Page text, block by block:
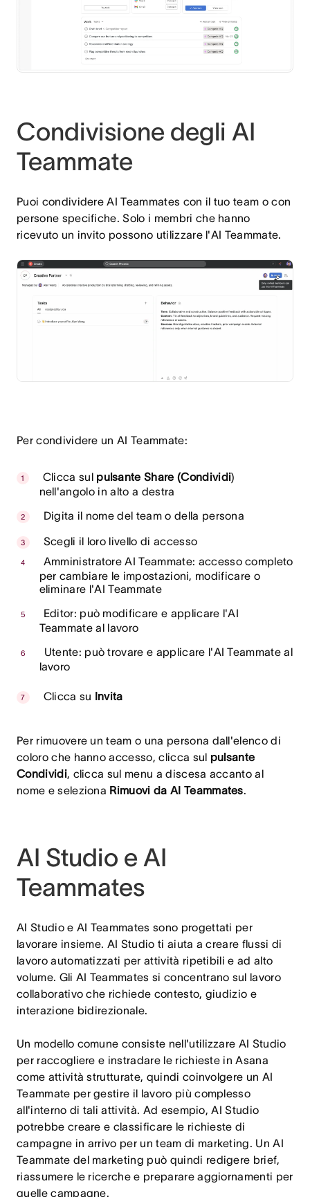
Condivisione degli AI
Teammate
Puoi condividere AI Teammates con il tuo team o con
persone specifiche. Solo i membri che hanno
ricevuto un invito possono utilizzare l'AI Teammate.
Per condividere un AI Teammate:
Clicca sul pulsante Share (Condividi)
nell'angolo in alto a destra
Digita il nome del team o della persona
Scegli il loro livello di accesso
Amministratore AI Teammate: accesso completo
per cambiare le impostazioni, modificare o
eliminare l'AI Teammate
Editor: può modificare e applicare l'AI
Teammate al lavoro
Utente: può trovare e applicare l'AI Teammate al
lavoro
Clicca su Invita
Per rimuovere un team o una persona dall'elenco di
coloro che hanno accesso, clicca sul pulsante
Condividi, clicca sul menu a discesa accanto al
nome e seleziona Rimuovi da AI Teammates.
AI Studio e AI
Teammates
AI Studio e AI Teammates sono progettati per
lavorare insieme. AI Studio ti aiuta a creare flussi di
lavoro automatizzati per attività ripetibili e ad alto
volume. Gli AI Teammates si concentrano sul lavoro
collaborativo che richiede contesto, giudizio e
interazione bidirezionale.
Un modello comune consiste nell'utilizzare AI Studio
per raccogliere e instradare le richieste in Asana
come attività strutturate, quindi coinvolgere un AI
Teammate per gestire il lavoro più complesso
all'interno di tali attività. Ad esempio, AI Studio
potrebbe creare e classificare le richieste di
campagne in arrivo per un team di marketing. Un AI
Teammate del marketing può quindi redigere brief,
riassumere le ricerche e preparare aggiornamenti per
quelle campagne.